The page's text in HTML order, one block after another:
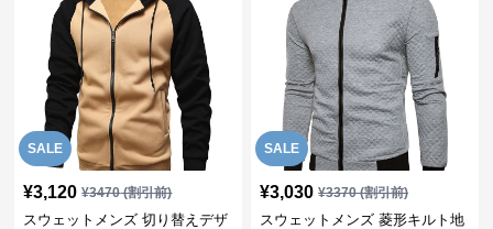
SALE
¥3,120 ¥3470(割引前)
スウェットメンズ 切り替えデザ
SALE
¥3,030 ¥3370(割引前)
スウェットメンズ 菱形キルト地